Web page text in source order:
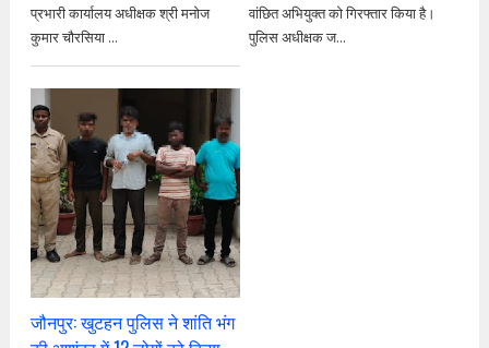
प्रभारी कार्यालय अधीक्षक श्री मनोज
कुमार चौरसिया ...
वांछित अभियुक्त को गिरफ्तार किया है।
पुलिस अधीक्षक ज...
जौनपुर: खुटहन पुलिस ने शांति भंग